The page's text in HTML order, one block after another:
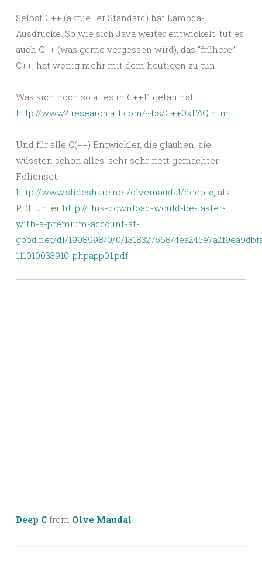
Selbst C++ (aktueller Standard) hat Lambda-
Ausdrücke. So wie sich Java weiter entwickelt, tut es
auch C++ (was gerne vergessen wird), das “frühere”
C++, hat wenig mehr mit dem heutigen zu tun.
Was sich noch so alles in C++11 getan hat:
http://www2.research.att.com/~bs/C++0xFAQ.html
Und für alle C(++) Entwickler, die glauben, sie
wüssten schon alles: sehr sehr nett gemachter
Folienset
http://www.slideshare.net/olvemaudal/deep-c, als
PDF unter http://this-download-would-be-faster-
with-a-premium-account-at-
good.net/dl/1998998/0/0/1318327568/
111010033910-phpapp01.pdf.
Deep C from Olve Maudal